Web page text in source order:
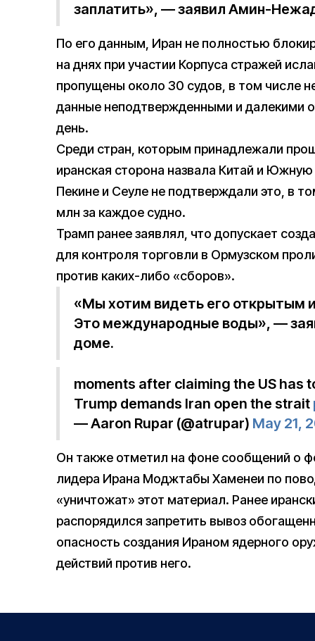
заплатить», — заявил Амин-
По его данным, Иран не полностью
на днях при участии Корпуса стражей
пропущены около 30 судов, в том числе
данные неподтвержденными и далекими
день.
Среди стран, которым принадлежали
иранская сторона назвала Китай и
Пекине и Сеуле не подтверждали это, в
млн за каждое судно.
Трамп ранее заявлял, что допускает
для контроля торговли в Ормузском
против каких-либо «сборов».
«Мы хотим видеть его открытым
Это международные воды», —
доме.
moments after claiming the US has
Trump demands Iran open the strait
— Aaron Rupar (@atrupar) May 21,
Он также отметил на фоне сообщений о
лидера Ирана Моджтабы Хаменеи по
«уничтожат» этот материал. Ранее
распорядился запретить вывоз
опасность создания Ираном ядерного
действий против него.